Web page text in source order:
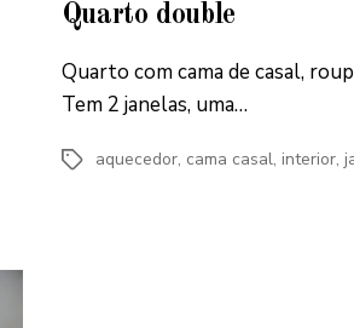
Quarto double
Quarto com cama de casal,
Tem 2 janelas, uma…
Etiquetasaquecedor, cama casal, interior,